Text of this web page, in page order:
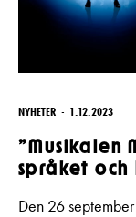
NYHETER 1.12.2023
”Musikalen
språket och
Den 26